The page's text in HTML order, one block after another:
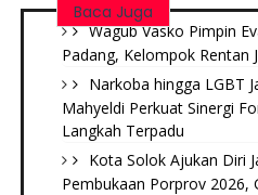
Baca Juga
Wagub Vasko Pimpin
Padang, Kelompok Rentan
Narkoba hingga LGBT
Mahyeldi Perkuat Sinergi
Langkah Terpadu
Kota Solok Ajukan Diri
Pembukaan Porprov 2026,